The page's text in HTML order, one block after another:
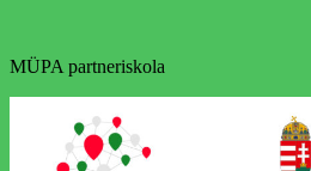
MÜPA partneriskola